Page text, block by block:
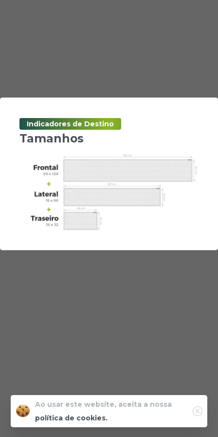
Indicadores de Destino
Tamanhos
Ao usar este website, aceita a nossa
política de cookies.